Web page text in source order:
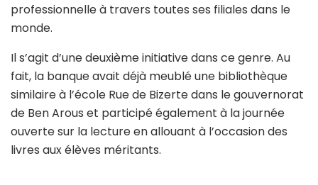
professionnelle à travers toutes ses filiales dans le
monde.
Il s’agit d’une deuxième initiative dans ce genre. Au
fait, la banque avait déjà meublé une bibliothèque
similaire à l’école Rue de Bizerte dans le gouvernorat
de Ben Arous et participé également à la journée
ouverte sur la lecture en allouant à l’occasion des
livres aux élèves méritants.